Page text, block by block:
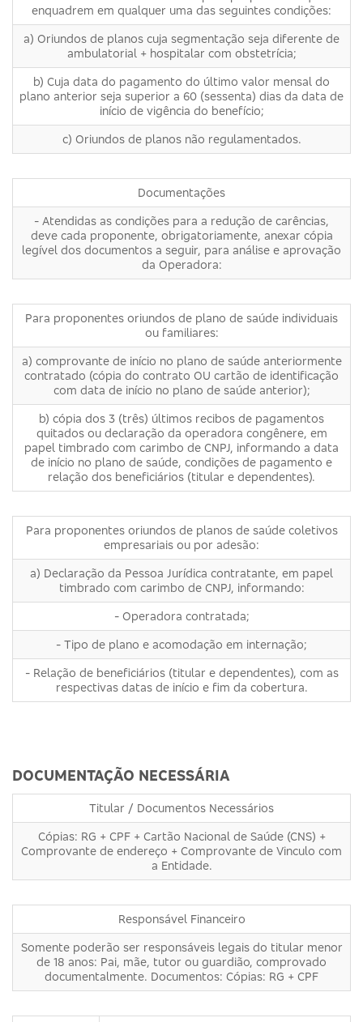
enquadrem em qualquer uma das seguintes condições:
a) Oriundos de planos cuja segmentação seja diferente de
ambulatorial + hospitalar com obstetrícia;
b) Cuja data do pagamento do último valor mensal do
plano anterior seja superior a 60 (sessenta) dias da data de
início de vigência do benefício;
c) Oriundos de planos não regulamentados.
Documentações
- Atendidas as condições para a redução de carências,
deve cada proponente, obrigatoriamente, anexar cópia
legível dos documentos a seguir, para análise e aprovação
da Operadora:
Para proponentes oriundos de plano de saúde individuais
ou familiares:
a) comprovante de início no plano de saúde anteriormente
contratado (cópia do contrato OU cartão de identificação
com data de início no plano de saúde anterior);
b) cópia dos 3 (três) últimos recibos de pagamentos
quitados ou declaração da operadora congênere, em
papel timbrado com carimbo de CNPJ, informando a data
de início no plano de saúde, condições de pagamento e
relação dos beneficiários (titular e dependentes).
Para proponentes oriundos de planos de saúde coletivos
empresariais ou por adesão:
a) Declaração da Pessoa Jurídica contratante, em papel
timbrado com carimbo de CNPJ, informando:
- Operadora contratada;
- Tipo de plano e acomodação em internação;
- Relação de beneficiários (titular e dependentes), com as
respectivas datas de início e fim da cobertura.
DOCUMENTAÇÃO NECESSÁRIA
Titular / Documentos Necessários
Cópias: RG + CPF + Cartão Nacional de Saúde (CNS) +
Comprovante de endereço + Comprovante de Vinculo com
a Entidade.
Responsável Financeiro
Somente poderão ser responsáveis legais do titular menor
de 18 anos: Pai, mãe, tutor ou guardião, comprovado
documentalmente. Documentos: Cópias: RG + CPF